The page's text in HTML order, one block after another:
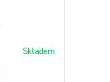
Skladem